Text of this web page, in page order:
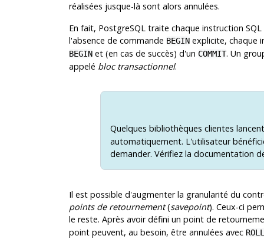
réalisées jusque-là sont alors annulées.
En fait, PostgreSQLtraite chaque instruction SQL
l'absence de commande BEGINexplicite, chaque
BEGINet (en cas de succès) d'un COMMIT. Un
appelé bloc transactionnel.
Quelques bibliothèques clientes
automatiquement. L'utilisateur
demander. Vérifiez la documentation
Il est possible d'augmenter la granularité du
points de retournement(savepoint). Ceux-ci
le reste. Après avoir défini un point de
point peuvent, au besoin, être annulées avec